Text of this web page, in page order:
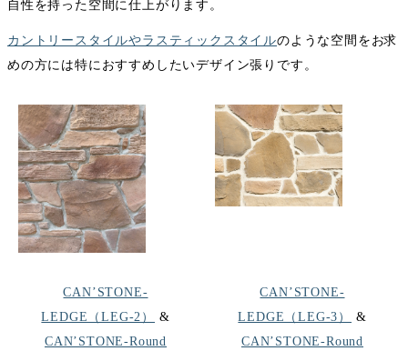
自性を持った空間に仕上がります。
カントリースタイルやラスティックスタイルのような空間をお求
めの方には特におすすめしたいデザイン張りです。
CAN’STONE-
LEDGE（LEG-2）
&
CAN’STONE-Round
CAN’STONE-
LEDGE（LEG-3）
&
CAN’STONE-Round